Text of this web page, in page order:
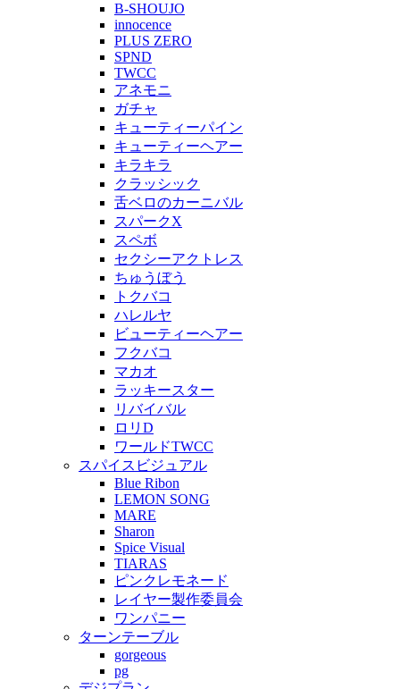
B-SHOUJO
innocence
PLUS ZERO
SPND
TWCC
アネモニ
ガチャ
キューティーパイン
キューティーヘアー
キラキラ
クラッシック
舌ベロのカーニバル
スパークX
スペボ
セクシーアクトレス
ちゅうぼう
トクバコ
ハレルヤ
ビューティーヘアー
フクバコ
マカオ
ラッキースター
リバイバル
ロリD
ワールドTWCC
スパイスビジュアル
Blue Ribon
LEMON SONG
MARE
Sharon
Spice Visual
TIARAS
ピンクレモネード
レイヤー製作委員会
ワンパニー
ターンテーブル
gorgeous
pg